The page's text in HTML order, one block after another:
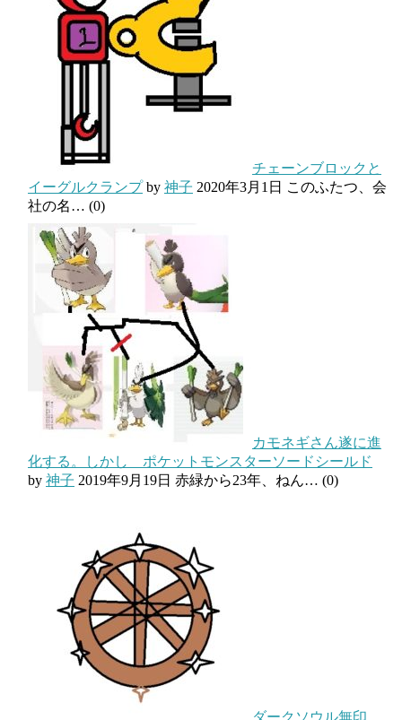
チェーンブロックと
イーグルクランプby 神子 2020年3月1日 このふたつ、会
社の名… (0)
カモネギさん遂に進
化する。しかし ポケットモンスターソードシールド
by 神子 2019年9月19日 赤緑から23年、ねん… (0)
ダークソウル無印